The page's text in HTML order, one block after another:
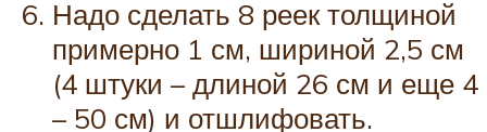
Надо сделать 8 реек толщиной
примерно 1 см, шириной 2,5 см
(4 штуки – длиной 26 см и еще 4
– 50 см) и отшлифовать.